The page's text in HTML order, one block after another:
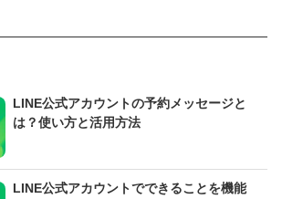
LINE公式アカウントの予約メッセージと
は？使い方と活用方法
LINE公式アカウントでできることを機能